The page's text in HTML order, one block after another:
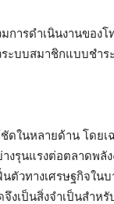
การดำเนินงานขอ
ะบบสมาชิกแบบชำร
ในหลายด้าน โดยเ
งรุนแรงต่อตลาดพลั
ตัวทางเศรษฐกิจใน
งเป็นสิ่งจำเป็นสำห